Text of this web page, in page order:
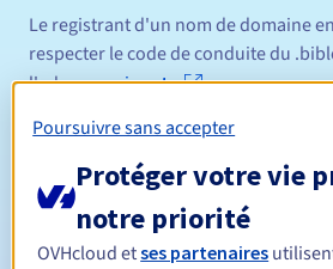
Le registrant d'un nom de domaine
respecter le code de conduite du
l'adressesuivante
Règles de gestion et
Durée de réservation
Poursuivre sans accepter
Protéger votre vie
notre priorité
OVHcloud etses partenaires